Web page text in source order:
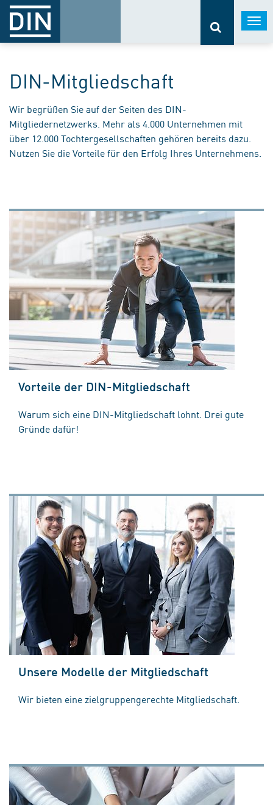
DIN-Mitgliedschaft
Wir begrüßen Sie auf der Seiten des DIN-
Mitgliedernetzwerks. Mehr als 4.000 Unternehmen mit
über 12.000 Tochtergesellschaften gehören bereits dazu.
Nutzen Sie die Vorteile für den Erfolg Ihres Unternehmens.
Vorteile der DIN-Mitgliedschaft
Warum sich eine DIN-Mitgliedschaft lohnt. Drei gute
Gründe dafür!
Unsere Modelle der Mitgliedschaft
Wir bieten eine zielgruppengerechte Mitgliedschaft.